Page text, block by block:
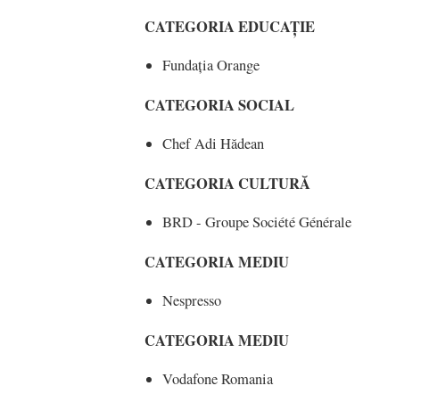
CATEGORIA EDUCAȚIE
Fundația Orange
CATEGORIA SOCIAL
Chef Adi Hădean
CATEGORIA CULTURĂ
BRD - Groupe Société Générale
CATEGORIA MEDIU
Nespresso
CATEGORIA MEDIU
Vodafone Romania